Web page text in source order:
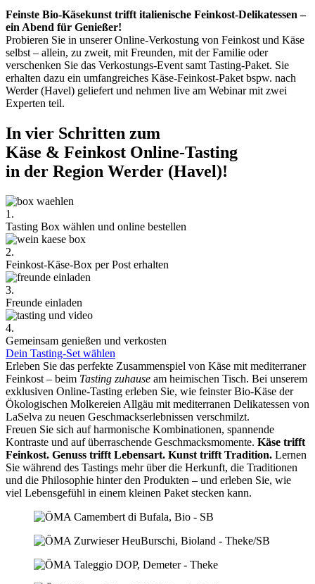
Feinste Bio-Käsekunst trifft italienische Feinkost-Delikatessen –
ein Abend für Genießer!
Probieren Sie in unserer Online-Verkostung von Feinkost und Käse
selbst – allein, zu zweit, mit Freunden, mit der Familie oder
verschenken Sie das Verkostungs-Event samt Tasting-Paket. Sie
erhalten dazu ein umfangreiches Käse-Feinkost-Paket bspw. nach
Werder (Havel) geliefert und nehmen live am Webinar mit zwei
Experten teil.
In vier Schritten zum
Käse & Feinkost Online-Tasting
in der Region Werder (Havel)!
1.
Tasting Box wählen und online bestellen
2.
Feinkost-Käse-Box per Post erhalten
3.
Freunde einladen
4.
Gemeinsam genießen und verkosten
Dein Tasting-Set wählen
Erleben Sie das perfekte Zusammenspiel von Käse mit mediterraner
Feinkost – beim Tasting zuhause am heimischen Tisch. Bei unserem
exklusiven Online-Tasting erleben Sie, wie feinster Bio-Käse der
Ökologischen Molkereien Allgäu mit mediterranen Delikatessen von
LaSelva zu neuen Geschmackserlebnissen verschmilzt.
Freuen Sie sich auf harmonische Kombinationen, spannende
Kontraste und auf überraschende Geschmacksmomente. Käse trifft
Feinkost. Genuss trifft Lebensart. Kunst trifft Tradition. Lernen
Sie während des Tastings mehr über die Herkunft, die Traditionen
und die Philosophie hinter den Produkten – und erleben Sie, wie
viel Lebensgefühl in einem kleinen Paket stecken kann.